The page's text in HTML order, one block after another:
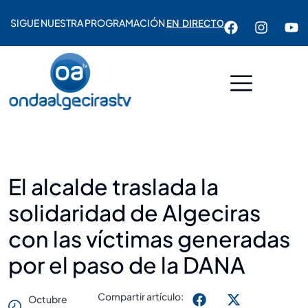
SIGUE NUESTRA PROGRAMACIÓNEN DIRECTO
El alcalde traslada la
solidaridad de Algeciras
con las víctimas generadas
por el paso de la DANA
Octubre
Compartir artículo: